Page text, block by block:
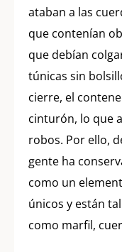
ataban a las
que contenían
que debían
túnicas sin
cierre, el
cinturón, lo que
robos. Por ello,
gente ha
como un
únicos y están
como marfil,